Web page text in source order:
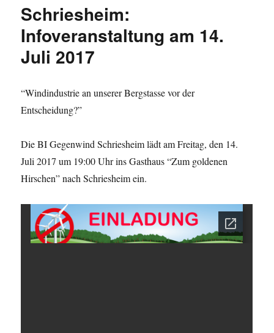
Schriesheim:
Infoveranstaltung am 14.
Juli 2017
“Windindustrie an unserer Bergstasse vor der
Entscheidung?”
Die BI Gegenwind Schriesheim lädt am Freitag, den 14.
Juli 2017 um 19:00 Uhr ins Gasthaus “Zum goldenen
Hirschen” nach Schriesheim ein.